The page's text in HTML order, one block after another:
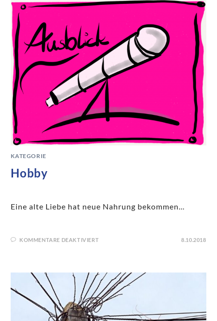
KATEGORIE
Hobby
Eine alte Liebe hat neue Nahrung bekommen...
KOMMENTARE DEAKTIVIERT 8.10.2018